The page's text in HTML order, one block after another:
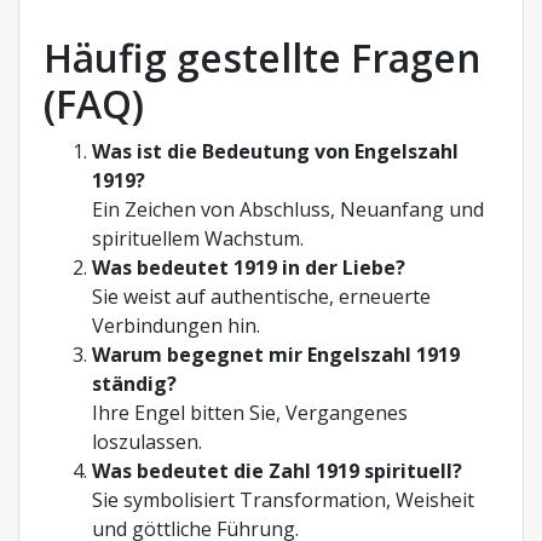
Häufig gestellte Fragen
(FAQ)
Was ist die Bedeutung von Engelszahl
1919?
Ein Zeichen von Abschluss, Neuanfang und
spirituellem Wachstum.
Was bedeutet 1919 in der Liebe?
Sie weist auf authentische, erneuerte
Verbindungen hin.
Warum begegnet mir Engelszahl 1919
ständig?
Ihre Engel bitten Sie, Vergangenes
loszulassen.
Was bedeutet die Zahl 1919 spirituell?
Sie symbolisiert Transformation, Weisheit
und göttliche Führung.